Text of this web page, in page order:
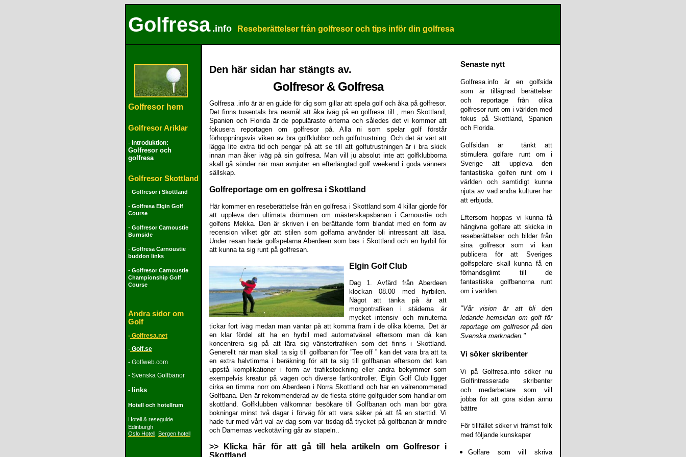
Golfresa .info Reseberättelser från golfresor och tips inför din golfresa
Golfresor hem
Golfresor Ariklar
- Introduktion:
Golfresor och
golfresa
Golfresor Skottland
- Golfresor i Skottland
- Golfresa Elgin Golf
Course
- Golfresor Carnoustie
Burnside
- Golfresa Carnoustie
buddon links
- Golfresor Carnoustie
Championship Golf
Course
Andra sidor om
Golf
- Golfresa.net
- Golf.se
- Golfweb.com
- Svenska Golfbanor
- Iinks
Hotell och hotellrum
Hotell & reseguide
Edinburgh
Oslo Hotell Bergen hotell
Den här sidan har stängts av.
Golfresor & Golfresa
Golfresa .info är är en guide för dig som gillar att spela golf och åka på golfresor.
Det finns tusentals bra resmål att åka iväg på en golfresa till , men Skottland,
Spanien och Florida är de populäraste orterna och således det vi kommer att
fokusera reportagen om golfresor på. Alla ni som spelar golf förstår
förhoppningsvis viken av bra golfklubbor och golfutrustning. Och det är värt att
lägga lite extra tid och pengar på att se till att golfutrustningen är i bra skick
innan man åker iväg på sin golfresa. Man vill ju absolut inte att golfklubborna
skall gå sönder när man avnjuter en efterlängtad golf weekend i goda vänners
sällskap.
Golfreportage om en golfresa i Skottland
Här kommer en reseberättelse från en golfresa i Skottland som 4 killar gjorde för
att uppleva den ultimata drömmen om mästerskapsbanan i Carnoustie och
golfens Mekka. Den är skriven i en berättande form blandat med en form av
recension vilket gör att stilen som golfarna använder bli intressant att läsa.
Under resan hade golfspelarna Aberdeen som bas i Skottland och en hyrbil för
att kunna ta sig runt på golfresan.
Elgin Golf Club
Dag 1. Avfärd från Aberdeen
klockan 08.00 med hyrbilen.
Något att tänka på är att
morgontrafiken i städerna är
mycket intensiv och minuterna
tickar fort iväg medan man väntar på att komma fram i de olika köerna. Det är
en klar fördel att ha en hyrbil med automatväxel eftersom man då kan
koncentrera sig på att lära sig vänstertrafiken som det finns i Skottland.
Generellt när man skall ta sig till golfbanan för ”Tee off ” kan det vara bra att ta
en extra halvtimma i beräkning för att ta sig till golfbanan eftersom det kan
uppstå komplikationer i form av trafikstockning eller andra bekymmer som
exempelvis kreatur på vägen och diverse fartkontroller. Elgin Golf Club ligger
cirka en timma norr om Aberdeen i Norra Skottland och har en välrenommerad
Golfbana. Den är rekommenderad av de flesta större golfguider som handlar om
skottland. Golfklubben välkomnar besökare till Golfbanan och man bör göra
bokningar minst två dagar i förväg för att vara säker på att få en starttid. Vi
hade tur med vårt val av dag som var tisdag då trycket på golfbanan är mindre
och Damernas veckotävling går av stapeln..
>> Klicka här för att gå till hela artikeln om Golfresor i
Senaste nytt
Golfresa.info är en golfsida
som är tillägnad berättelser
och reportage från olika
golfresor runt om i världen med
fokus på Skottland, Spanien
och Florida.
Golfsidan är tänkt att
stimulera golfare runt om i
Sverige att uppleva den
fantastiska golfen runt om i
världen och samtidigt kunna
njuta av vad andra kulturer har
att erbjuda.
Eftersom hoppas vi kunna få
hängivna golfare att skicka in
reseberättelser och bilder från
sina golfresor som vi kan
publicera för att Sveriges
golfspelare skall kunna få en
förhandsglimt till de
fantastiska golfbanorna runt
om i världen.
"Vår vision är att bli den
ledande hemsidan om golf för
reportage om golfresor på den
Svenska marknaden."
Vi söker skribenter
Vi på Golfresa.info söker nu
Golfintresserade skribenter
och medarbetare som vill
jobba för att göra sidan ännu
bättre
För tillfället söker vi främst folk
med följande kunskaper
Golfare som vill skriva